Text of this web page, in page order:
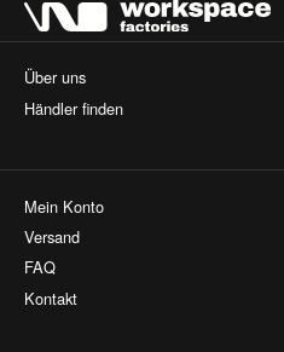
Über uns
Händler finden
Mein Konto
Versand
FAQ
Kontakt